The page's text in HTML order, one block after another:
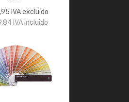
IVA excluido
IVA incluido